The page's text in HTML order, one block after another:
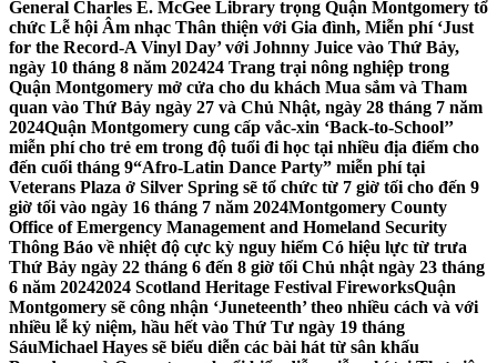
General Charles E. McGee Library trọng Quận Montgomery tổ
chức Lễ hội Âm nhạc Thân thiện với Gia đình, Miễn phí ‘Just
for the Record-A Vinyl Day’ với Johnny Juice vào Thứ Bảy,
ngày 10 tháng 8 năm 202424 Trang trại nông nghiệp trong
Quận Montgomery mở cửa cho du khách Mua sắm và Tham
quan vào Thứ Bảy ngày 27 và Chủ Nhật, ngày 28 tháng 7 năm
2024Quận Montgomery cung cấp vắc-xin ‘Back-to-School’’
miễn phí cho trẻ em trong độ tuổi đi học tại nhiều địa điểm cho
đến cuối tháng 9“Afro-Latin Dance Party” miễn phí tại
Veterans Plaza ở Silver Spring sẽ tổ chức từ 7 giờ tối cho đến 9
giờ tối vào ngày 16 tháng 7 năm 2024Montgomery County
Office of Emergency Management and Homeland Security
Thông Báo về nhiệt độ cực kỳ nguy hiểm Có hiệu lực từ trưa
Thứ Bảy ngày 22 tháng 6 đến 8 giờ tối Chủ nhật ngày 23 tháng
6 năm 20242024 Scotland Heritage Festival FireworksQuận
Montgomery sẽ công nhận ‘Juneteenth’ theo nhiều cách và với
nhiều lễ kỷ niệm, hầu hết vào Thứ Tư ngày 19 tháng
SáuMichael Hayes sẽ biểu diễn các bài hát từ sân khấu